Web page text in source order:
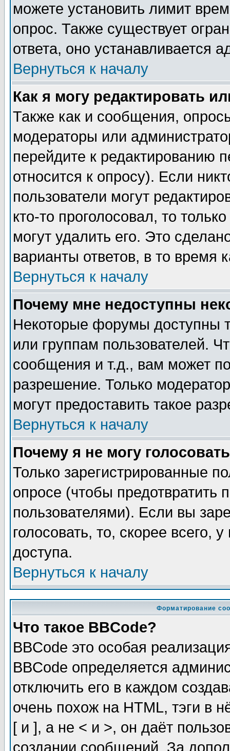
можете установить лимит
опрос. Также существует
ответа, оно устанавливается
Вернуться к началу
Как я могу редактировать
Также как и сообщения,
модераторы или
перейдите к редактированию
относится к опросу). Если
пользователи могут
кто-то проголосовал, то
могут удалить его. Это
варианты ответов, в то время
Вернуться к началу
Почему мне недоступны
Некоторые форумы доступны
или группам пользователей.
сообщения и т.д., вам может
разрешение. Только
могут предоставить такое
Вернуться к началу
Почему я не могу
Только зарегистрированные
опросе (чтобы предотвратить
пользователями). Если вы
голосовать, то, скорее всего,
доступа.
Вернуться к началу
Форматирование
Что такое BBCode?
BBCode это особая
BBCode определяется
отключить его в каждом
очень похож на HTML, тэги в
[ и ], а не < и >, он даёт
создании сообщений. За